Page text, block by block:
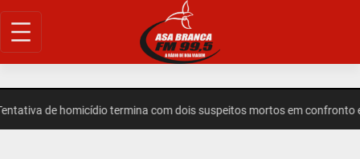
Pular
para
de homicídio termina com dois suspeitos mortos em confronto em